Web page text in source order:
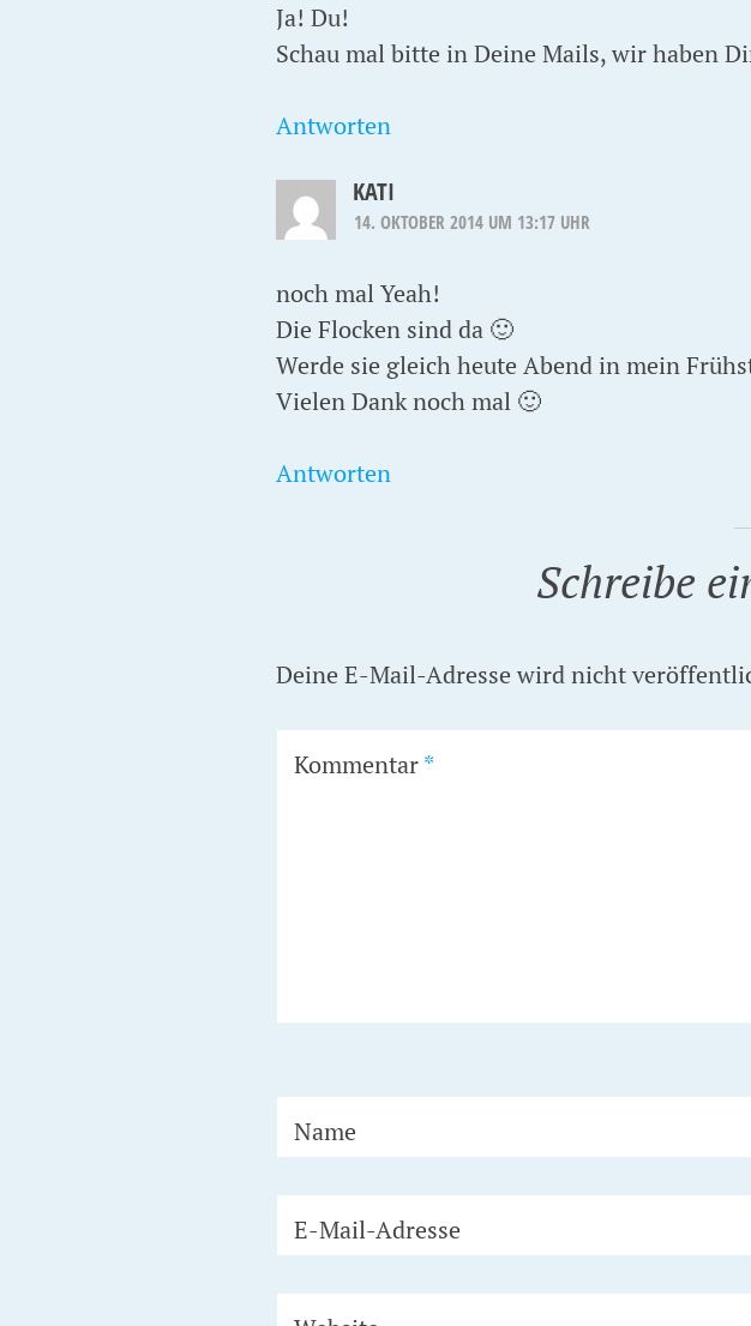
Ja! Du!
Schau mal bitte in Deine Mails, wir haben
Antworten
KATI
14. OKTOBER 2014 UM 13:17 UHR
noch mal Yeah!
Die Flocken sind da 🙂
Werde sie gleich heute Abend in mein
Vielen Dank noch mal 🙂
Antworten
Schreibe
Deine E-Mail-Adresse wird nicht
Kommentar*
Name
E-Mail-Adresse